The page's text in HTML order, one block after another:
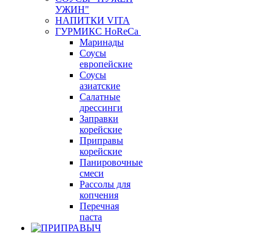
УЖИН"
НАПИТКИ VITA
ГУРМИКС HoReCa
Маринады
Соусы
европейские
Соуcы
азиатские
Салатные
дрессинги
Заправки
корейские
Приправы
корейские
Панировочные
смеси
Рассолы для
копчения
Перечная
паста